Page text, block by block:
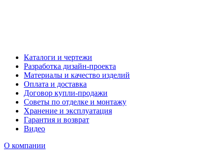
Каталоги и чертежи
Разработка дизайн-проекта
Материалы и качество изделий
Оплата и доставка
Договор купли-продажи
Советы по отделке и монтажу
Хранение и эксплуатация
Гарантия и возврат
Видео
О компании